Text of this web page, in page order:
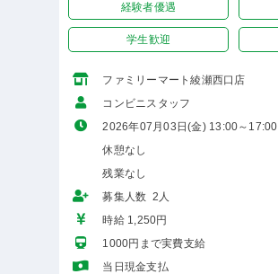
経験者優遇
学生歓迎
ファミリーマート綾瀬西口店
コンビニスタッフ
2026年07月03日(金) 13:00～17:00
休憩なし
残業なし
募集人数 2人
時給 1,250円
1000円まで実費支給
当日現金支払